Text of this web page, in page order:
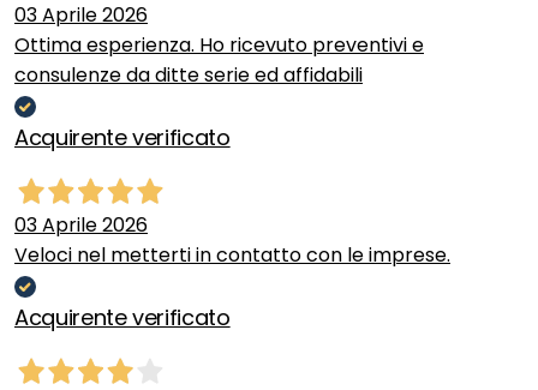
03 Aprile 2026
Ottima esperienza. Ho ricevuto preventivi e
consulenze da ditte serie ed affidabili
Acquirente verificato
03 Aprile 2026
Veloci nel metterti in contatto con le imprese.
Acquirente verificato